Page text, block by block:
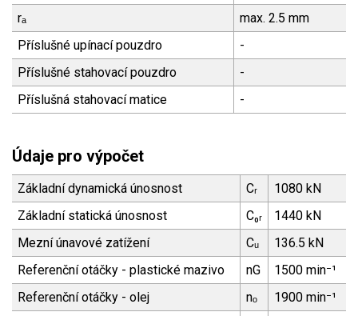
rₐ
max. 2.5 mm
Příslušné upínací pouzdro
-
Příslušné stahovací pouzdro
-
Příslušná stahovací matice
-
Údaje pro výpočet
Základní dynamická únosnost Cᵣ
1080 kN
Základní statická únosnost
C₀ᵣ
1440 kN
Mezní únavové zatížení
Cᵤ
136.5 kN
Referenční otáčky - plastické mazivo
nG
1500 min⁻¹
Referenční otáčky - olej
nₒ
1900 min⁻¹